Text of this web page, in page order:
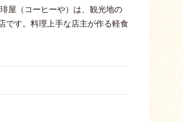
屋（コーヒーや）は、観光地の
です。料理上手な店主が作る軽食